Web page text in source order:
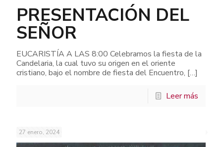
PRESENTACIÓN DEL
SEÑOR
EUCARISTÍA A LAS 8:00 Celebramos la fiesta de la
Candelaria, la cual tuvo su origen en el oriente
cristiano, bajo el nombre de fiesta del Encuentro, […]
Leer más
27 enero, 2024